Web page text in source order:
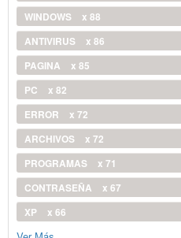
WINDOWS
x 88
ANTIVIRUS
x 86
PAGINA
x 85
PC
x 82
ERROR
x 72
ARCHIVOS
x 72
PROGRAMAS
x 71
CONTRASEÑA
x 67
XP
x 66